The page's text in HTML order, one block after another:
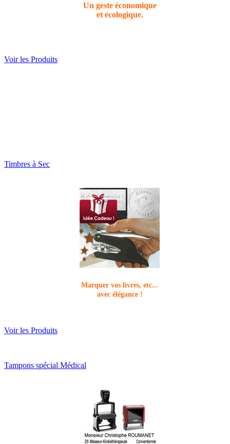
Un geste économique
et écologique.
Voir les Produits
Timbres à Sec
Marquer vos livres, etc...
avec élégance !
Voir les Produits
Tampons spécial Médical